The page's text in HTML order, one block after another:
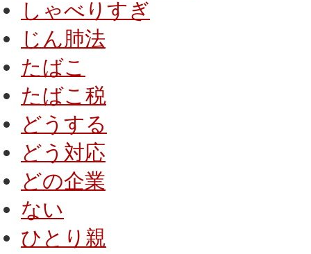
しゃべりすぎ
じん肺法
たばこ
たばこ税
どうする
どう対応
どの企業
ない
ひとり親